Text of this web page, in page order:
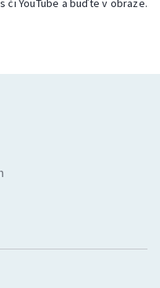
či YouTube a buďte v obraze.